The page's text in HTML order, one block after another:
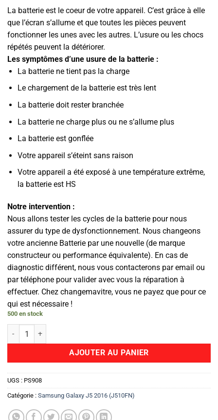
La batterie est le coeur de votre appareil. C’est grâce à elle
que l’écran s’allume et que toutes les pièces peuvent
fonctionner les unes avec les autres. L’usure ou les chocs
répétés peuvent la détériorer.
Les symptômes d’une usure de la batterie :
La batterie ne tient pas la charge
Le chargement de la batterie est très lent
La batterie doit rester branchée
La batterie ne charge plus ou ne s’allume plus
La batterie est gonflée
Votre appareil s’éteint sans raison
Votre appareil a été exposé à une température extrême,
la batterie est HS
Notre intervention :
Nous allons tester les cycles de la batterie pour nous
assurer du type de dysfonctionnement. Nous changeons
votre ancienne Batterie par une nouvelle (de marque
constructeur ou performance équivalente). En cas de
diagnostic différent, nous vous contacterons par email ou
par téléphone pour valider avec vous la réparation à
effectuer. Chez changemavitre, vous ne payez que pour ce
qui est nécessaire !
500 en stock
quantité de Batterie
AJOUTER AU PANIER
UGS : PS908
Catégorie : Samsung Galaxy J5 2016 (J510FN)